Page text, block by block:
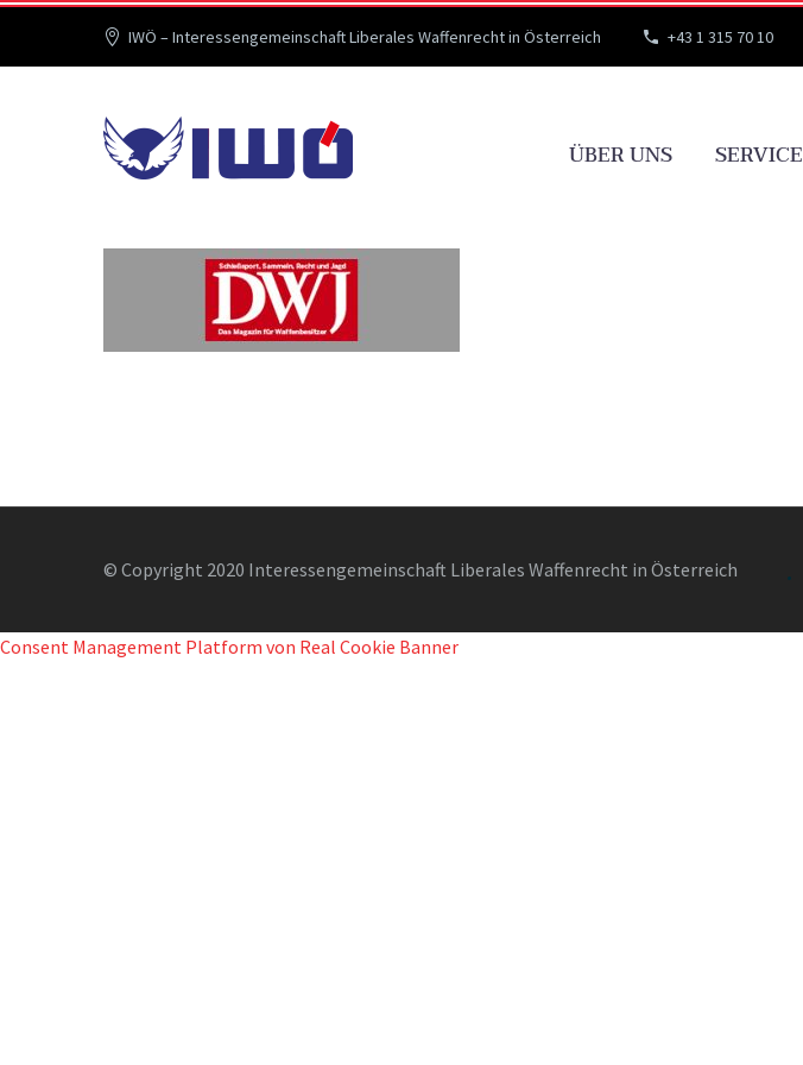
IWÖ – Interessengemeinschaft Liberales Waffenrecht in Österreich +43 1 315 70 10
ÜBER UNS SERVICE
© Copyright 2020 Interessengemeinschaft Liberales Waffenrecht in Österreich
Consent Management Platform von Real Cookie Banner